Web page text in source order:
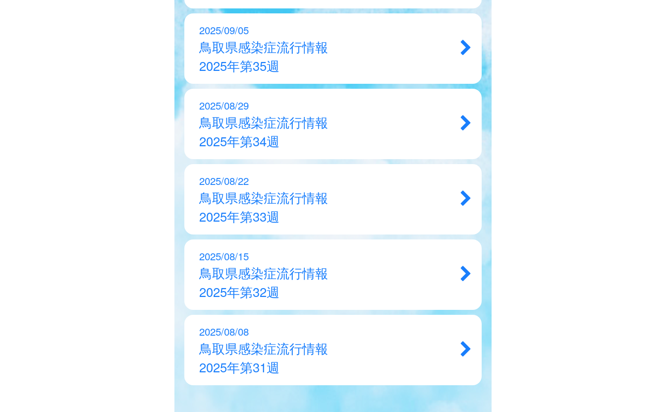
2025/09/05
鳥取県感染症流行情報
2025年第35週
2025/08/29
鳥取県感染症流行情報
2025年第34週
2025/08/22
鳥取県感染症流行情報
2025年第33週
2025/08/15
鳥取県感染症流行情報
2025年第32週
2025/08/08
鳥取県感染症流行情報
2025年第31週